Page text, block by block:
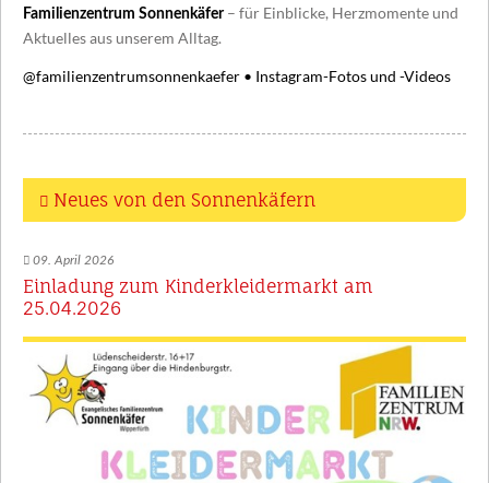
Familienzentrum Sonnenkäfer– für Einblicke, Herzmomente und
Aktuelles aus unserem Alltag.
@familienzentrumsonnenkaefer • Instagram-Fotos und -Videos
Neues von den Sonnenkäfern
09. April 2026
Einladung zum Kinderkleidermarkt am
25.04.2026